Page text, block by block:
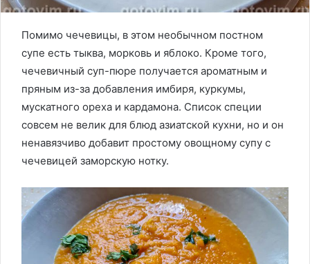
Помимо чечевицы, в этом необычном постном
супе есть тыква, морковь и яблоко. Кроме того,
чечевичный суп-пюре получается ароматным и
пряным из-за добавления имбиря, куркумы,
мускатного ореха и кардамона. Список специи
совсем не велик для блюд азиатской кухни, но и он
ненавязчиво добавит простому овощному супу с
чечевицей заморскую нотку.